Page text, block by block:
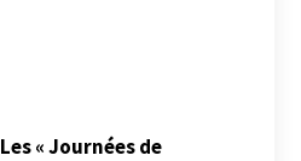
Les « Journées de